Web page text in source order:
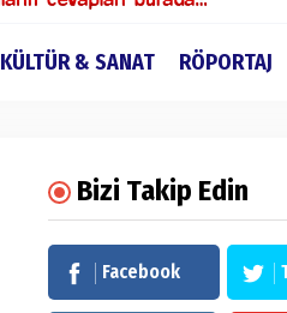
KÜLTÜR & SANAT RÖPORTAJ
Bizi Takip Edin
Facebook